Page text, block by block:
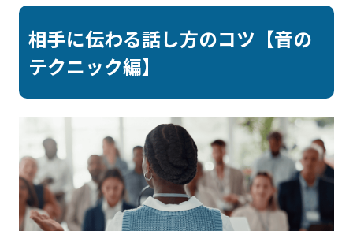
相手に伝わる話し方のコツ【音の
テクニック編】